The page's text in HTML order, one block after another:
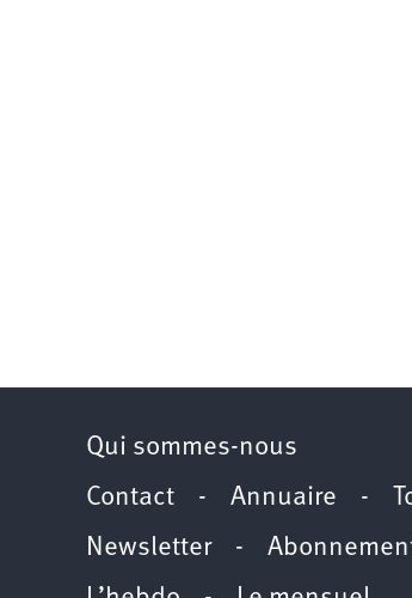
Qui sommes-nous
Contact - Annuaire -
Newsletter-